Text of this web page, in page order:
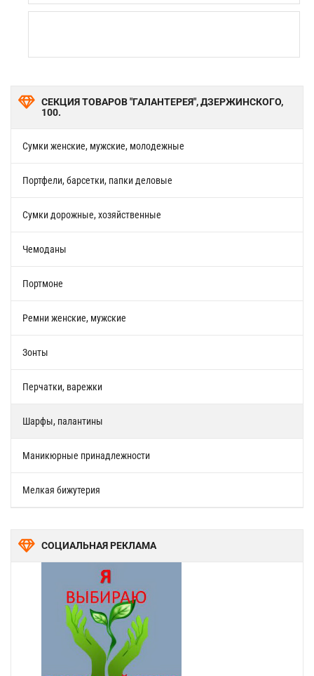
СЕКЦИЯ ТОВАРОВ "ГАЛАНТЕРЕЯ", ДЗЕРЖИНСКОГО,
100.
Сумки женские, мужские, молодежные
Портфели, барсетки, папки деловые
Сумки дорожные, хозяйственные
Чемоданы
Портмоне
Ремни женские, мужские
Зонты
Перчатки, варежки
Шарфы, палантины
Маникюрные принадлежности
Мелкая бижутерия
СОЦИАЛЬНАЯ РЕКЛАМА